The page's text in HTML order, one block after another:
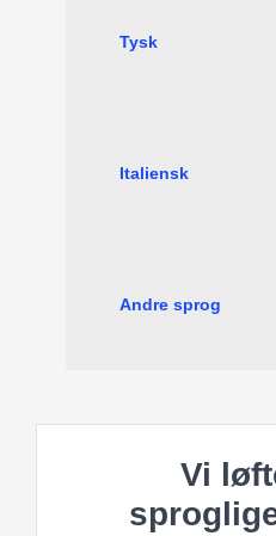
Tysk
Italiensk
Andre sprog
Vi